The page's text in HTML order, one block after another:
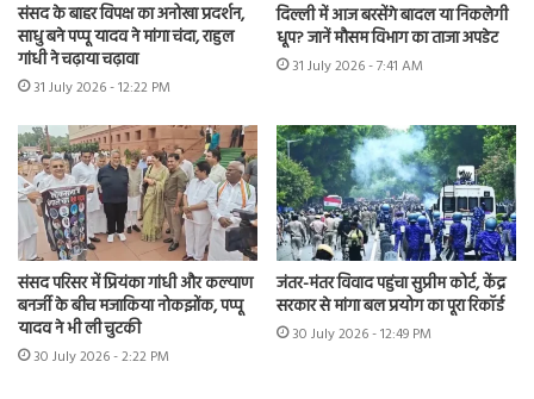
संसद के बाहर विपक्ष का अनोखा प्रदर्शन,
साधु बने पप्पू यादव ने मांगा चंदा, राहुल
गांधी ने चढ़ाया चढ़ावा
31 July 2026 - 12:22 PM
दिल्ली में आज बरसेंगे बादल या निकलेगी
धूप? जानें मौसम विभाग का ताजा अपडेट
31 July 2026 - 7:41 AM
संसद परिसर में प्रियंका गांधी और कल्याण
बनर्जी के बीच मजाकिया नोकझोंक, पप्पू
यादव ने भी ली चुटकी
30 July 2026 - 2:22 PM
जंतर-मंतर विवाद पहुंचा सुप्रीम कोर्ट, केंद्र
सरकार से मांगा बल प्रयोग का पूरा रिकॉर्ड
30 July 2026 - 12:49 PM